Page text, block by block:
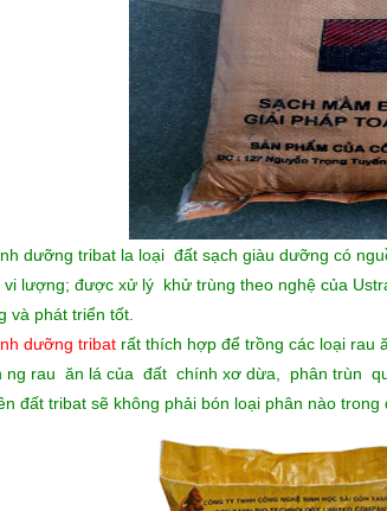
dưỡng tribat la loại đất sạch giàu dưỡng có
vi lượng; được xử lý khử trùng theo nghệ của
và phát triển tốt.
dưỡng tribatrất thích hợp để trồng các loại rau
ng rau ăn lá của đất chính xơ dừa, phân trùn
đất tribat sẽ không phải bón loại phân nào